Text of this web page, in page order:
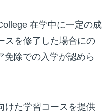
在学中に一定の成
スを修了した場合にの
免除での入学が認めら
けた学習コースを提供